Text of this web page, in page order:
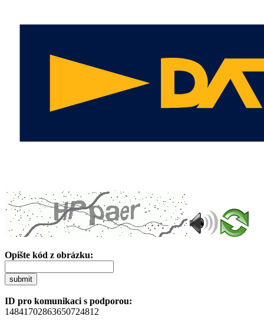
Opište kód z obrázku:
submit
ID pro komunikaci s podporou:
14841702863650724812